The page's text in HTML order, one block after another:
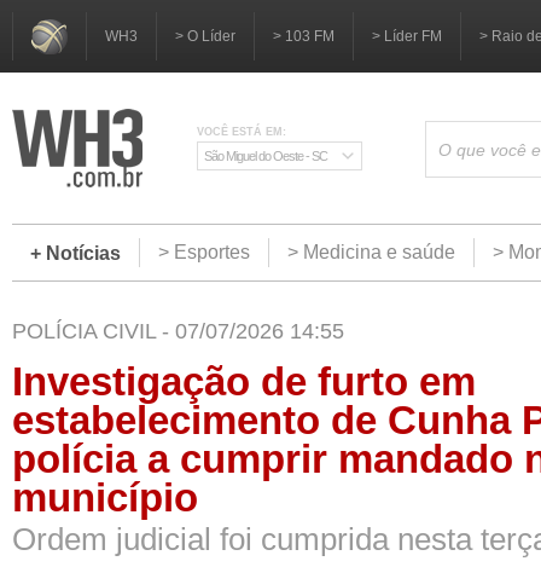
WH3 > O Líder > 103 FM > Líder FM > Raio
VOCÊ ESTÁ EM:
São Miguel do Oeste - SC
+ Notícias > Esportes > Medicina e saúde >
POLÍCIA CIVIL - 07/07/2026 14:55
Investigação de furto em
estabelecimento de Cunha
polícia a cumprir mandado
município
Ordem judicial foi cumprida nesta